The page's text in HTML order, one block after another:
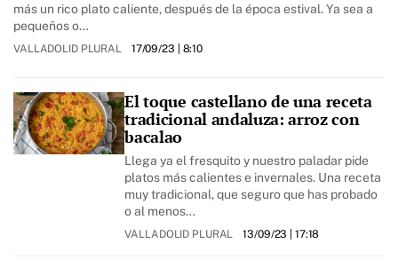
más un rico plato caliente, después de la época estival. Ya sea a
pequeños o…
VALLADOLID PLURAL 17/09/23 | 8:10
El toque castellano de una receta
tradicional andaluza: arroz con
bacalao
Llega ya el fresquito y nuestro paladar pide
platos más calientes e invernales. Una receta
muy tradicional, que seguro que has probado
o al menos…
VALLADOLID PLURAL 13/09/23 | 17:18